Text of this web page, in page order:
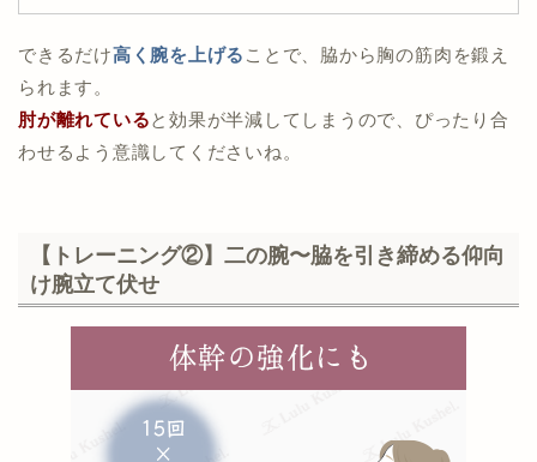
できるだけ高く腕を上げる ことで、脇から胸の筋肉を鍛え
られます。
肘が離れていると効果が半減してしまうので、ぴったり合
わせるよう意識してくださいね。
【トレーニング②】二の腕〜脇を引き締める仰向
け腕立て伏せ